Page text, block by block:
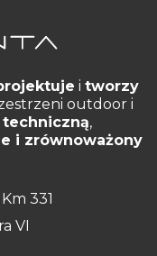
i tworzy
outdoor i
,
i zrównoważony
331
VI